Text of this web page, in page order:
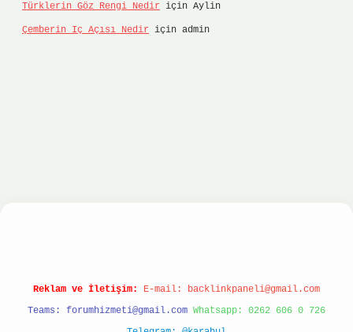
Türklerin Göz Rengi Nedir için Aylin
Çemberin Iç Açısı Nedir için admin
Reklam ve İletişim: E-mail: backlinkpaneli@gmail.com
Teams: forumhizmeti@gmail.com Whatsapp: 0262 606 0 726